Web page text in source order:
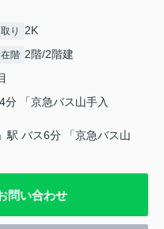
り 2K
階 2階/2階建
分 「京急バス山手入
」駅 バス6分 「京急バス山
問い合わせ